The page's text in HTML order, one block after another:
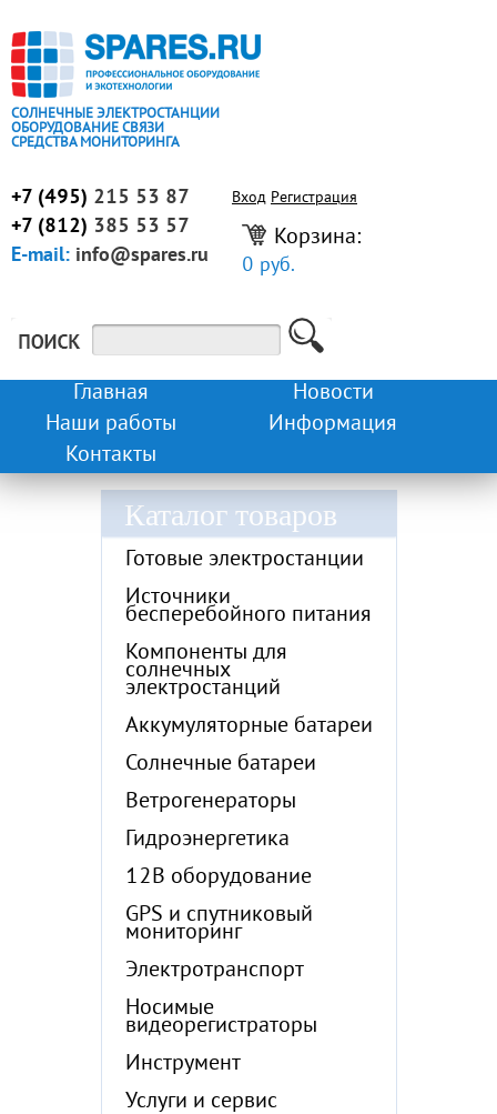
СОЛНЕЧНЫЕ ЭЛЕКТРОСТАНЦИИ
ОБОРУДОВАНИЕ СВЯЗИ
СРЕДСТВА МОНИТОРИНГА
+7 (495) 215 53 87
+7 (812) 385 53 57
E-mail: info@spares.ru
Вход Регистрация
Корзина:
0 руб.
Главная
Новости
Наши работы
Информация
Контакты
Каталог товаров
Готовые электростанции
Источники
бесперебойного питания
Компоненты для
солнечных
электростанций
Аккумуляторные батареи
Солнечные батареи
Ветрогенераторы
Гидроэнергетика
12В оборудование
GPS и спутниковый
мониторинг
Электротранспорт
Носимые
видеорегистраторы
Инструмент
Услуги и сервис